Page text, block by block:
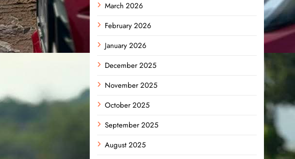
March 2026
February 2026
January 2026
December 2025
November 2025
October 2025
September 2025
August 2025